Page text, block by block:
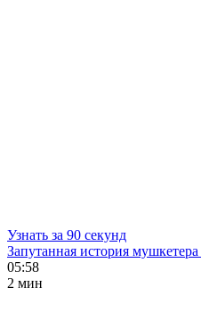
Узнать за 90 секунд
Запутанная история
05:58
2 мин